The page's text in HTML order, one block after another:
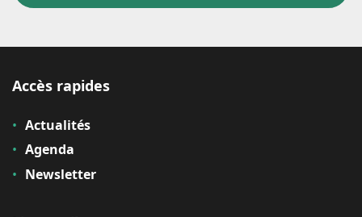
Accès rapides
Actualités
Agenda
Newsletter